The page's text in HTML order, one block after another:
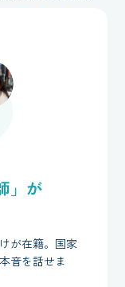
」が
が在籍。国家
音を話せま